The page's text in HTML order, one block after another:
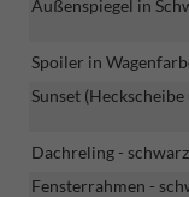
Außenspiegel in
Spoiler in
Sunset
Dachreling - schwarz
Fensterrahmen -